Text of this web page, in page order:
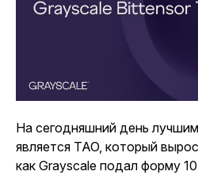
На сегодняшний день
является TAO, который
как Grayscale подал форму